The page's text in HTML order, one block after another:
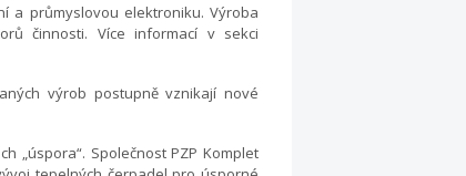
a průmyslovou elektroniku. Výroba
činnosti. Více informací v sekci
výrob postupně vznikají nové
„úspora“. Společnost PZP Komplet